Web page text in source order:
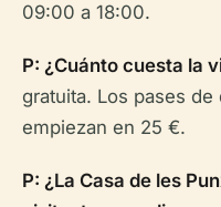
09:00 a 18:00.
P: ¿Cuánto cuesta la
gratuita. Los pases
empiezan en 25 €.
P: ¿La Casa de les